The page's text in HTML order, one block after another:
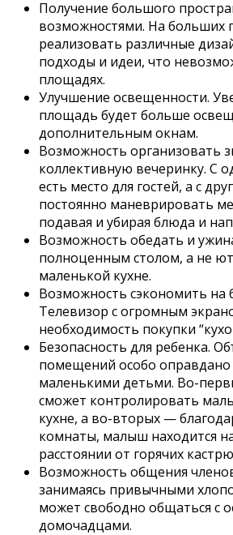
Получение большого
возможностями. На больших
реализовать различные
подходы и идеи, что
площадях.
Улучшение освещенности.
площадь будет больше
дополнительным окнам.
Возможность организовать
коллективную вечеринку. С
есть место для гостей, а с
постоянно маневрировать
подавая и убирая блюда и
Возможность обедать и
полноценным столом, а не
маленькой кухне.
Возможность сэкономить на
Телевизор с огромным
необходимость покупки
Безопасность для ребенка.
помещений особо оправдано
маленькими детьми. Во-
сможет контролировать
кухне, а во-вторых —
комнаты, малыш находится
расстоянии от горячих
Возможность общения
занимаясь привычными
может свободно общаться с
домочадцами.